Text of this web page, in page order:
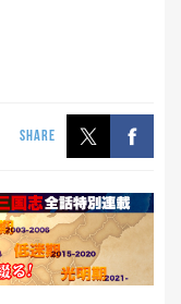
SHARE